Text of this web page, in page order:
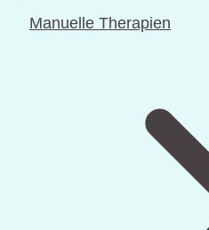
Manuelle Therapien